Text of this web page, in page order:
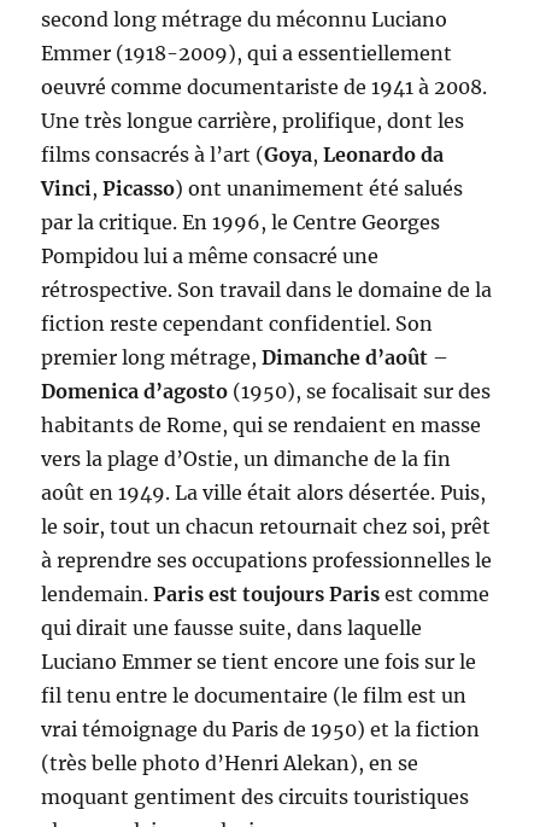
second long métrage du méconnu Luciano
Emmer (1918-2009), qui a essentiellement
oeuvré comme documentariste de 1941 à 2008.
Une très longue carrière, prolifique, dont les
films consacrés à l’art (Goya,Leonardo da
Vinci,Picasso) ont unanimement été salués
par la critique. En 1996, le Centre Georges
Pompidou lui a même consacré une
rétrospective. Son travail dans le domaine de la
fiction reste cependant confidentiel. Son
premier long métrage,Dimanche d’août –
Domenica d’agosto (1950), se focalisait sur des
habitants de Rome, qui se rendaient en masse
vers la plage d’Ostie, un dimanche de la fin
août en 1949. La ville était alors désertée. Puis,
le soir, tout un chacun retournait chez soi, prêt
à reprendre ses occupations professionnelles le
lendemain.Paris est toujours Paris est comme
qui dirait une fausse suite, dans laquelle
Luciano Emmer se tient encore une fois sur le
fil tenu entre le documentaire (le film est un
vrai témoignage du Paris de 1950) et la fiction
(très belle photo d’Henri Alekan), en se
moquant gentiment des circuits touristiques